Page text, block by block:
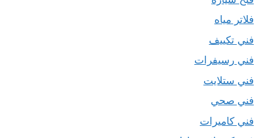
فلاتر مياه
فني تكييف
فني رسيفرات
فني ستلايت
فني صحي
فني كاميرات